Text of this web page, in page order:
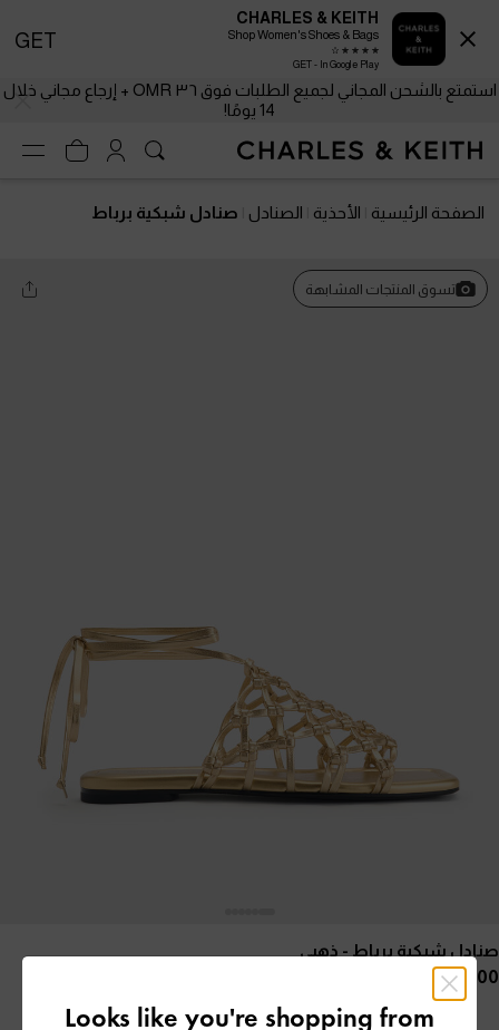
استمتع بالشحن المجاني لجميع الطلبات فوق ٣٦ OMR + إرجاع مجاني خلال
14 يومًا!
الصفحة الرئيسية الأحذية الصنادل صنادل شبكية برباط
تسوق المنتجات المشابهة
صنادل شبكية برباط - ذهبي
35.00 OMR
CHARLES & KEITH
Shop Women's Shoes & Bags
GET - In Google Play
GET
Looks like you're shopping from